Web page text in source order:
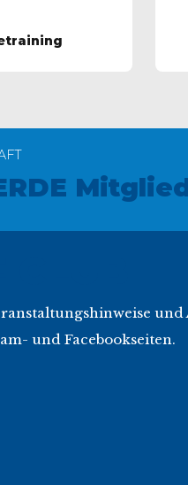
und
und Facebookseiten.